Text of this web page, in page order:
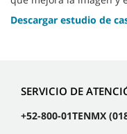
Descargar estudio de
SERVICIO DE
+52-800-01TENMX